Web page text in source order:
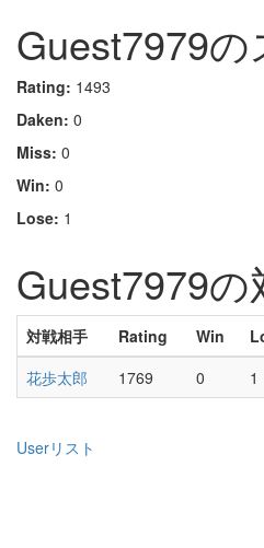
Guest7979
Rating: 1493
Daken: 0
Miss: 0
Win: 0
Lose: 1
Guest7979の
対戦相手 Rating Win
花歩太郎
1769 0 1
Userリスト